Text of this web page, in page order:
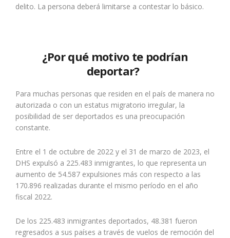
delito. La persona deberá limitarse a contestar lo básico.
¿Por qué motivo te podrían
deportar?
Para muchas personas que residen en el país de manera no
autorizada o con un estatus migratorio irregular, la
posibilidad de ser deportados es una preocupación
constante.
Entre el 1 de octubre de 2022 y el 31 de marzo de 2023, el
DHS expulsó a 225.483 inmigrantes, lo que representa un
aumento de 54.587 expulsiones más con respecto a las
170.896 realizadas durante el mismo período en el año
fiscal 2022.
De los 225.483 inmigrantes deportados, 48.381 fueron
regresados a sus países a través de vuelos de remoción del